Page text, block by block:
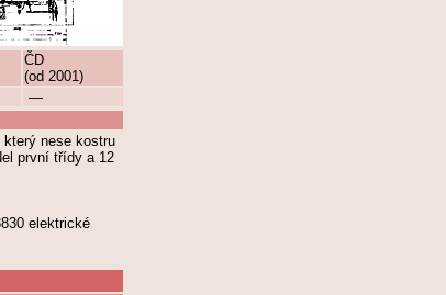
ČD
(od 2001)
—
který nese kostru
první třídy a 12
elektrické